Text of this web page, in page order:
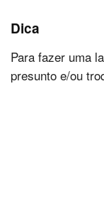
Dica
Para fazer uma
presunto e/ou